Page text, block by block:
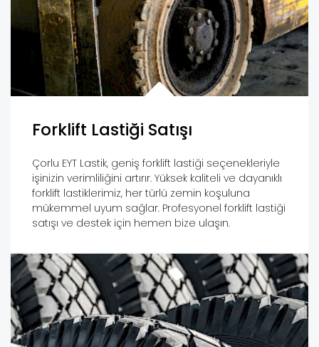
Forklift Lastiği Satışı
Çorlu EYT Lastik, geniş forklift lastiği seçenekleriyle
işinizin verimliliğini artırır. Yüksek kaliteli ve dayanıklı
forklift lastiklerimiz, her türlü zemin koşuluna
mükemmel uyum sağlar. Profesyonel forklift lastiği
satışı ve destek için hemen bize ulaşın.